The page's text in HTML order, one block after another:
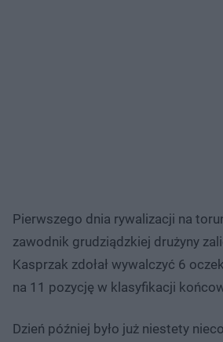
Pierwszego dnia rywalizacji na
zawodnik grudziądzkiej drużyny
Kasprzak zdołał wywalczyć 6
na 11 pozycję w klasyfikacji
Dzień później było już niestety